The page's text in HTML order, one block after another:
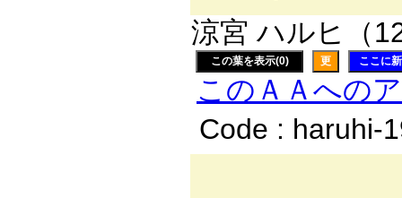
涼宮 ハルヒ（
この葉を表示(0) 更 ここに
このＡＡへの
Code : haruhi-